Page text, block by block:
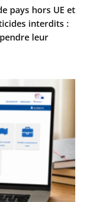
pays hors UE et
interdits :
leur